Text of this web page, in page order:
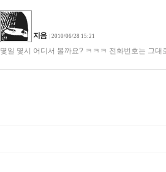
지음 2010/06/28 15:21
몇일 몇시 어디서 볼까요? ㅋㅋㅋ 전화번호는 그